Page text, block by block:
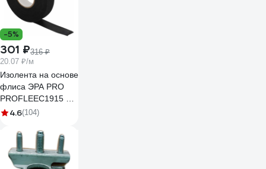
-5%
301 ₽316 ₽
20.07 ₽/м
Изолента на основе
флиса ЭРА PRO
PROFLEEC1915 19
мм, 15 м, 0,3 мм,
4.6(104)